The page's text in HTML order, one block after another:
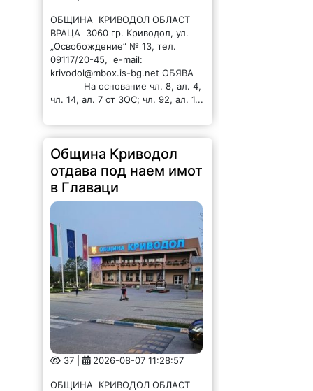
ОБЩИНА КРИВОДОЛ ОБЛАСТ
ВРАЦА 3060 гр. Криводол, ул.
„Освобождение” № 13, тел.
09117/20-45, e-mail:
krivodol@mbox.is-bg.net ОБЯВА
На основание чл. 8, ал. 4,
чл. 14, ал. 7 от ЗОС; чл. 92, ал. 1...
Община Криводол
отдава под наем имот
в Главаци
37 | 2026-08-07 11:28:57
ОБЩИНА КРИВОДОЛ ОБЛАСТ